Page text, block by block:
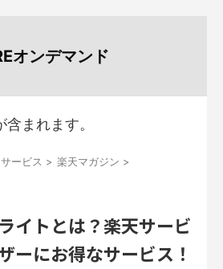
オンデマンド
まれます。
ービス > 楽天マガジン >
イトとは？楽天サービ
ーにお得なサービス！